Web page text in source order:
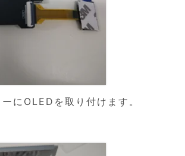
にOLEDを取り付けます。